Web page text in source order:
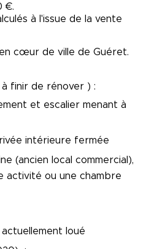
€.
à l'issue de la vente
cœur de ville de Guéret.
à finir de rénover ) :
et escalier menant à
intérieure fermée
(ancien local commercial),
activité ou une chambre
loué